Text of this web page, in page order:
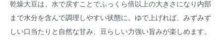
乾燥大豆は、水で戻すことでふっくら倍以上の大きさになり内部
まで水分を含んで調理しやすい状態に。ゆで上げれば、みずみず
しい口当たりと自然な甘み、豆らしい力強い旨みが楽しめます。